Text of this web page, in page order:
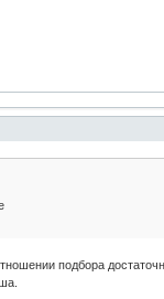
подбора